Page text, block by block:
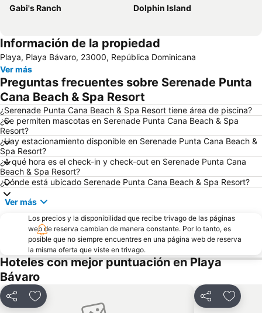
Gabi's Ranch
Dolphin Island
Información de la propiedad
Playa, Playa Bávaro, 23000, República Dominicana
Ver más
Preguntas frecuentes sobre Serenade Punta
Cana Beach & Spa Resort
¿Serenade Punta Cana Beach & Spa Resort tiene área de piscina?
¿Se permiten mascotas en Serenade Punta Cana Beach & Spa
Resort?
¿Hay estacionamiento disponible en Serenade Punta Cana Beach &
Spa Resort?
¿A qué hora es el check-in y check-out en Serenade Punta Cana
Beach & Spa Resort?
¿Dónde está ubicado Serenade Punta Cana Beach & Spa Resort?
Ver más
Los precios y la disponibilidad que recibe trivago de las páginas
web de reserva cambian de manera constante. Por lo tanto, es
posible que no siempre encuentres en una página web de reserva
la misma oferta que viste en trivago.
Hoteles con mejor puntuación en Playa
Bávaro
CompartirAgregar a favoritos Compartir